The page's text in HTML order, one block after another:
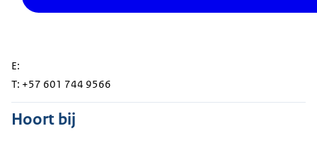
E:
T: +57 601 744 9566
Hoort bij